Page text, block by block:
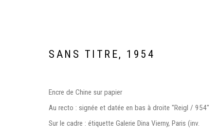
SANS TITRE, 1954
Encre de Chine sur papier
Au recto : signée et datée en bas à droite "Reigl / 954"
Sur le cadre : étiquette Galerie Dina Vierny, Paris (inv.